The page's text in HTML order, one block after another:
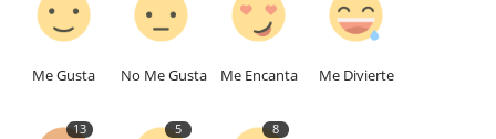
Me Gusta No Me Gusta Me Encanta Me Divierte
13 5 8